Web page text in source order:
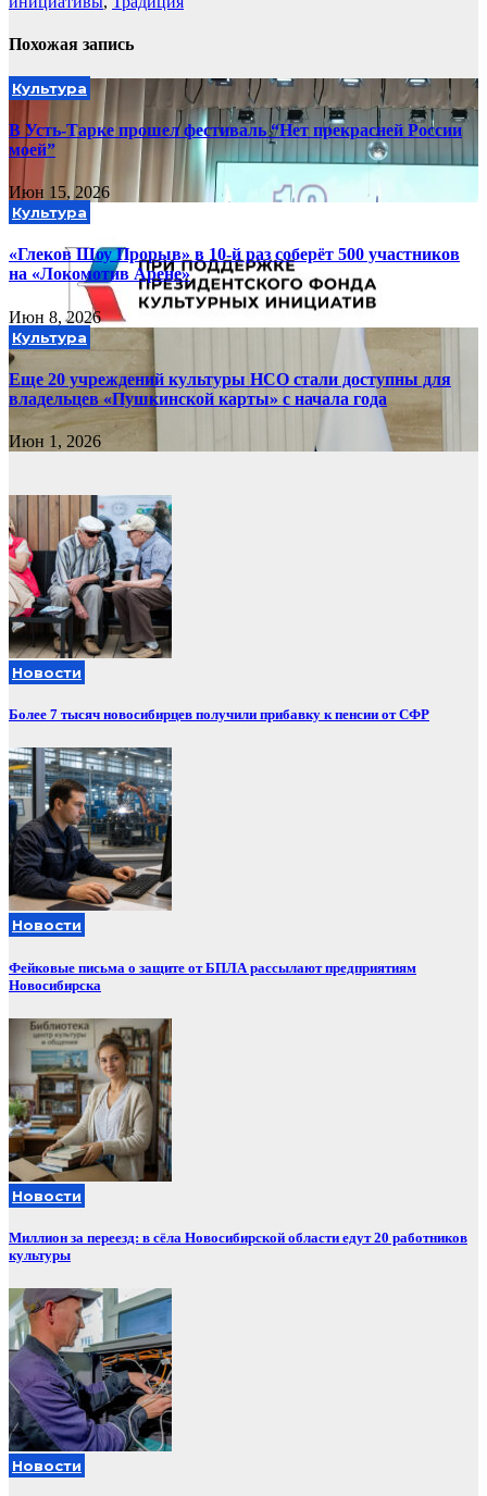
Похожая запись
Культура
В Усть-Тарке прошел фестиваль “Нет прекрасней России
моей”
Июн 15, 2026
Культура
«Глеков Шоу Прорыв» в 10-й раз соберёт 500 участников
на «Локомотив Арене»
Июн 8, 2026
Культура
Еще 20 учреждений культуры НСО стали доступны для
владельцев «Пушкинской карты» с начала года
Июн 1, 2026
Новости
Более 7 тысяч новосибирцев получили прибавку к пенсии от СФР
Новости
Фейковые письма о защите от БПЛА рассылают предприятиям
Новосибирска
Новости
Миллион за переезд: в сёла Новосибирской области едут 20 работников
культуры
Новости